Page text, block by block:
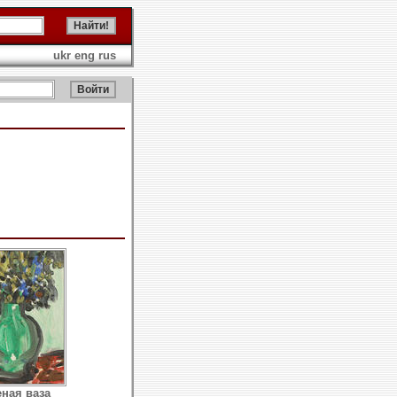
ukr eng rus
ваза